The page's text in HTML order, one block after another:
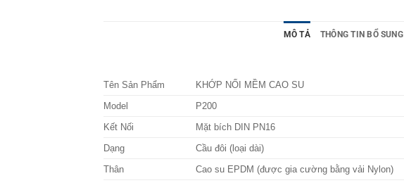
MÔ TẢ THÔNG TIN BỔ SUNG
Tên Sản Phẩm
KHỚP NỐI MỀM CAO SU
Model
P200
Kết Nối
Mặt bích DIN PN16
Dạng
Cầu đôi (loại dài)
Thân
Cao su EPDM (được gia cường bằng vải Nylon)